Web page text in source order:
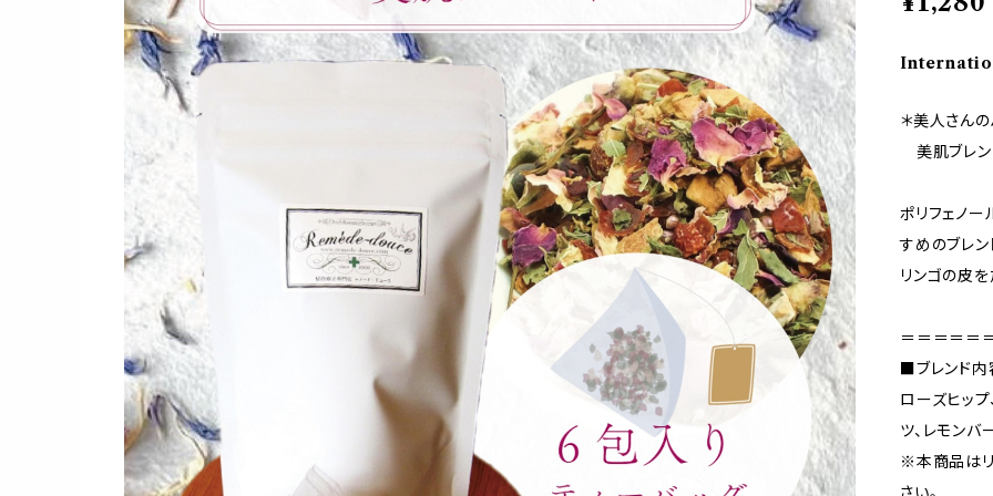
＊美人さん
美肌ブレン
ポリフェノ
すめのブレン
リンゴの皮
＝＝＝＝＝
■ブレンド内
ローズヒップ
ツ、レモンバ
※本商品はリ